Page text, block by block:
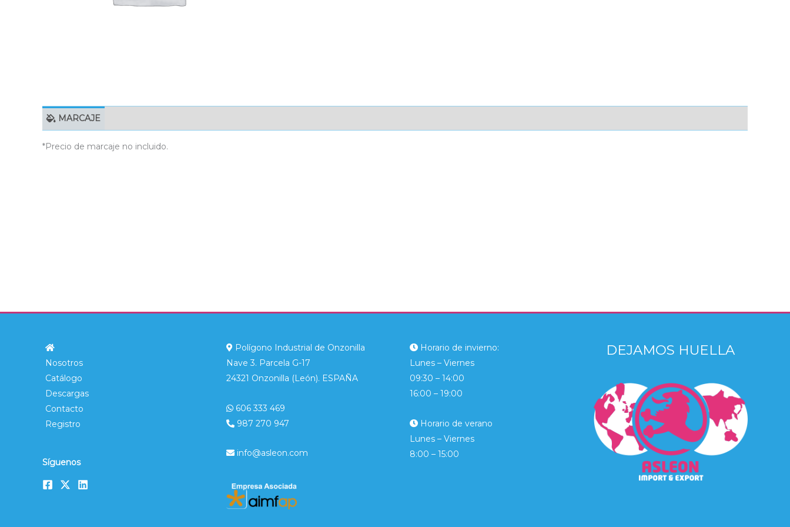
MARCAJE
*Precio de marcaje no incluido.
Nosotros
Catálogo
Descargas
Contacto
Registro
Síguenos
Polígono Industrial de Onzonilla
Nave 3. Parcela G-17
24321 Onzonilla (León). ESPAÑA
606 333 469
987 270 947
info@asleon.com
Horario de invierno:
Lunes – Viernes
09:30 – 14:00
16:00 – 19:00
Horario de verano
Lunes – Viernes
8:00 – 15:00
DEJAMOS HUELLA